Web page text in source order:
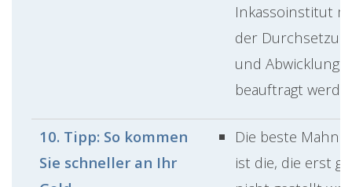
Inkassoinstitut
der
und Abwicklung
beauftragt
10. Tipp: So kommen
Sie schneller an Ihr
Die beste
ist die, die erst